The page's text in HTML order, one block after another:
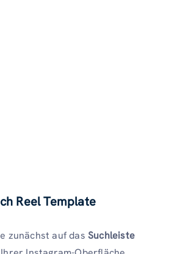
Reel Template
zunächst auf das Suchleiste